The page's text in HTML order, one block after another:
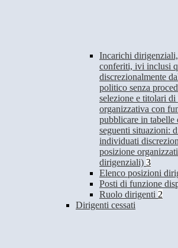
Incarichi
conferiti, ivi inclusi
discrezionalmente
politico senza
selezione e titolari di
organizzativa con
pubblicare in tabelle
seguenti situazioni:
individuati
posizione
dirigenziali) 3
Elenco posizioni
Posti di funzione
Ruolo dirigenti 2
Dirigenti cessati